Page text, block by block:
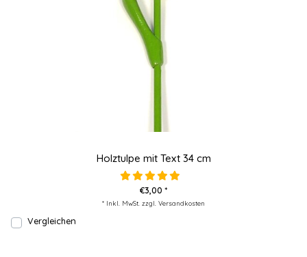
Holztulpe mit Text 34 cm
€3,00 *
* Inkl. MwSt. zzgl. Versandkosten
Vergleichen